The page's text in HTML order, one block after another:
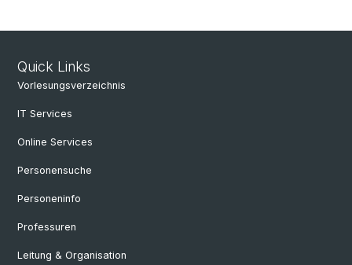
Quick Links
Vorlesungsverzeichnis
IT Services
Online Services
Personensuche
Personeninfo
Professuren
Leitung & Organisation